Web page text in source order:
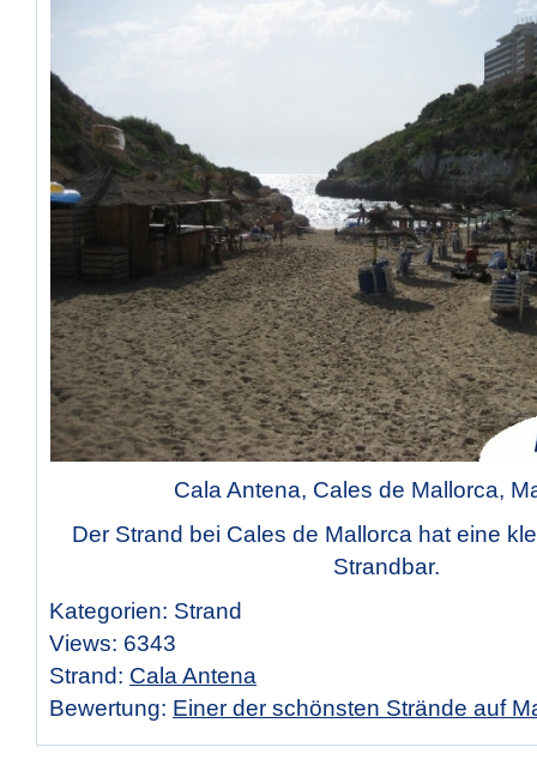
Cala Antena, Cales de Mallorca,
Der Strand bei Cales de Mallorca hat eine
Strandbar.
Kategorien: Strand
Views: 6343
Strand: Cala Antena
Bewertung: Einer der schönsten Strände auf